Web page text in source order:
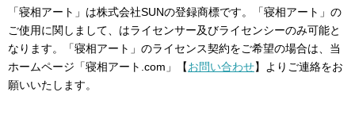
「寝相アート」は株式会社SUNの登録商標です。「寝相アート」の
ご使用に関しまして、はライセンサー及びライセンシーのみ可能と
なります。「寝相アート」のライセンス契約をご希望の場合は、当
ホームページ「寝相アート.com」【お問い合わせ】よりご連絡をお
願いいたします。